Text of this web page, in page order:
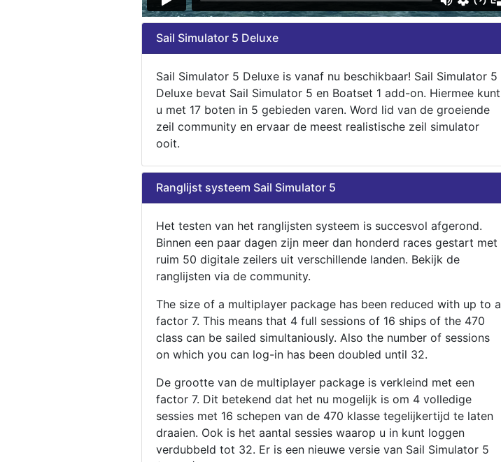
Sail Simulator 5 Deluxe
Sail Simulator 5 Deluxe is vanaf nu beschikbaar! Sail Simulator 5
Deluxe bevat Sail Simulator 5 en Boatset 1 add-on. Hiermee kunt
u met 17 boten in 5 gebieden varen. Word lid van de groeiende
zeil community en ervaar de meest realistische zeil simulator
ooit.
Ranglijst systeem Sail Simulator 5
Het testen van het ranglijsten systeem is succesvol afgerond.
Binnen een paar dagen zijn meer dan honderd races gestart met
ruim 50 digitale zeilers uit verschillende landen. Bekijk de
ranglijsten via de community.
The size of a multiplayer package has been reduced with up to a
factor 7. This means that 4 full sessions of 16 ships of the 470
class can be sailed simultaniously. Also the number of sessions
on which you can log-in has been doubled until 32.
De grootte van de multiplayer package is verkleind met een
factor 7. Dit betekend dat het nu mogelijk is om 4 volledige
sessies met 16 schepen van de 470 klasse tegelijkertijd te laten
draaien. Ook is het aantal sessies waarop u in kunt loggen
verdubbeld tot 32. Er is een nieuwe versie van Sail Simulator 5